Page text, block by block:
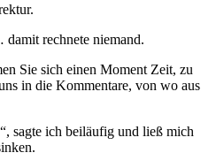
rechnete niemand.
Sie sich einen Moment Zeit, zu
in die Kommentare, von wo aus
sagte ich beiläufig und ließ mich